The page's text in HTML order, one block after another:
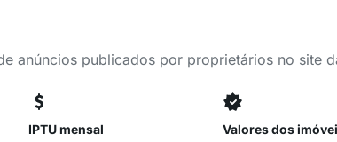
anúncios publicados por proprietários no site
IPTU mensal
Valores dos